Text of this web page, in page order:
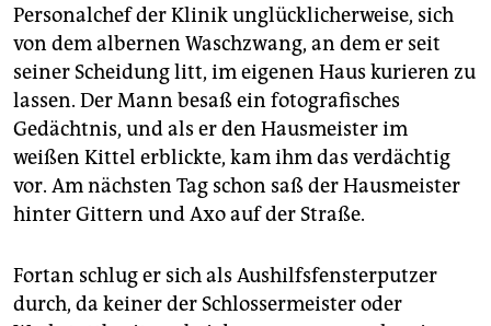
Personalchef der Klinik unglücklicherweise, sich
von dem albernen Waschzwang, an dem er seit
seiner Scheidung litt, im eigenen Haus kurieren zu
lassen. Der Mann besaß ein fotografisches
Gedächtnis, und als er den Hausmeister im
weißen Kittel erblickte, kam ihm das verdächtig
vor. Am nächsten Tag schon saß der Hausmeister
hinter Gittern und Axo auf der Straße.
Fortan schlug er sich als Aushilfsfensterputzer
durch, da keiner der Schlossermeister oder